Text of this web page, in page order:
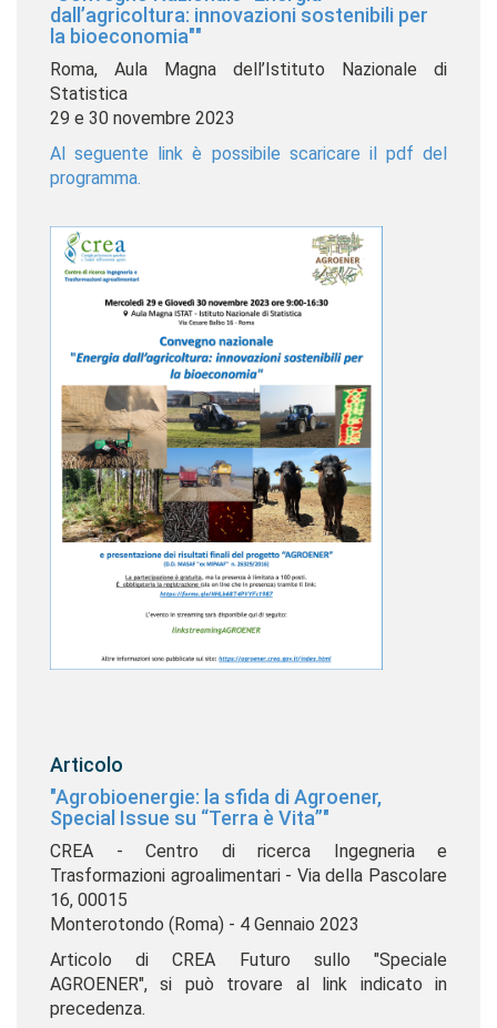
dall’agricoltura: innovazioni sostenibili per
la bioeconomia""
Roma, Aula Magna dell’Istituto Nazionale di
Statistica
29 e 30 novembre 2023
Al seguente link è possibile scaricare il pdf del
programma.
Articolo
"Agrobioenergie: la sfida di Agroener,
Special Issue su “Terra è Vita”"
CREA - Centro di ricerca Ingegneria e
Trasformazioni agroalimentari - Via della Pascolare
16, 00015
Monterotondo (Roma) - 4 Gennaio 2023
Articolo di CREA Futuro sullo "Speciale
AGROENER", si può trovare al link indicato in
precedenza.